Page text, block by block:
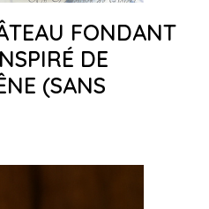
FONDANT
DE
(SANS